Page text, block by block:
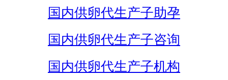
国内供卵代生产子助孕
国内供卵代生产子咨询
国内供卵代生产子机构